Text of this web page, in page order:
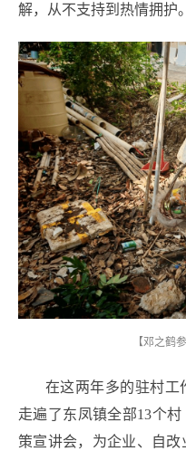
解，从不支持到热情拥护。
【邓之鹤
在这两年多的驻村工
走遍了东凤镇全部13个
策宣讲会，为企业、自改